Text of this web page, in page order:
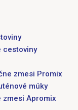
cestoviny
zmesi Promix
múky
zmesi Apromix